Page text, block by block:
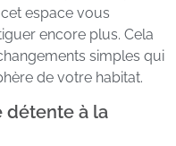
espace vous
encore plus. Cela
simples qui
de votre habitat.
détente à la